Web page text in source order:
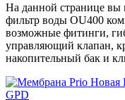
На данной странице вы
фильтр воды OU400
возможные фитинги,
управляющий клапан,
накопительный бак и